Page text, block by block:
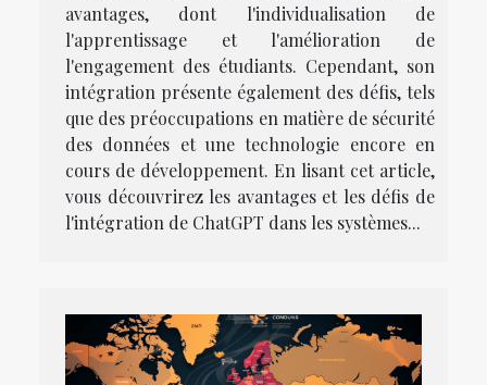
avantages, dont l'individualisation de
l'apprentissage et l'amélioration de
l'engagement des étudiants. Cependant, son
intégration présente également des défis, tels
que des préoccupations en matière de sécurité
des données et une technologie encore en
cours de développement. En lisant cet article,
vous découvrirez les avantages et les défis de
l'intégration de ChatGPT dans les systèmes...